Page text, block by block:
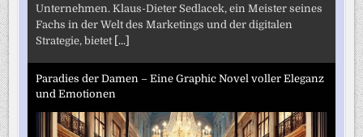
Unternehmen. Klaus-Dieter Sedlacek, ein Meister seines
Fachs in der Welt des Marketings und der digitalen
Strategie, bietet [...]
Paradies der Damen – Eine Graphic Novel voller Eleganz
und Emotionen